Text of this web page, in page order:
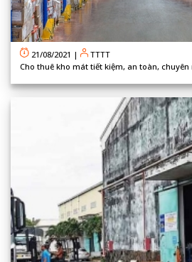
21/08/2021 |
TTTT
Cho thuê kho mát tiết kiệm, an toàn,